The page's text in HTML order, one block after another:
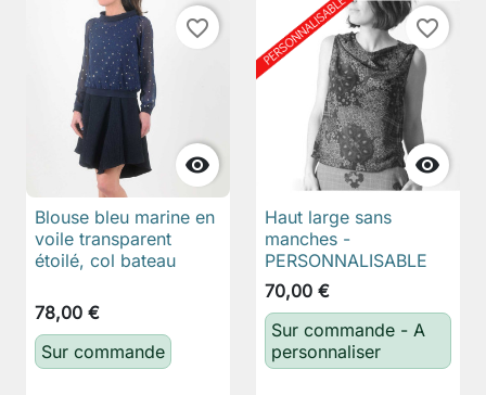

favorite_border
Blouse bleu marine en
voile transparent
étoilé, col bateau
78,00 €
Sur commande

favorite_border
Haut large sans
manches -
PERSONNALISABLE
70,00 €
Sur commande - A
personnaliser